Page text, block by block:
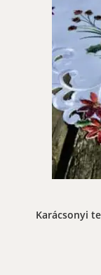
Karácsonyi